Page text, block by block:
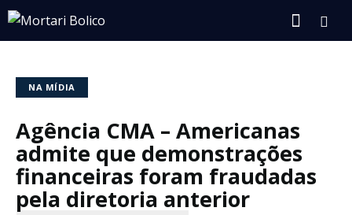
NA MÍDIA
Agência CMA – Americanas
admite que demonstrações
financeiras foram fraudadas
pela diretoria anterior